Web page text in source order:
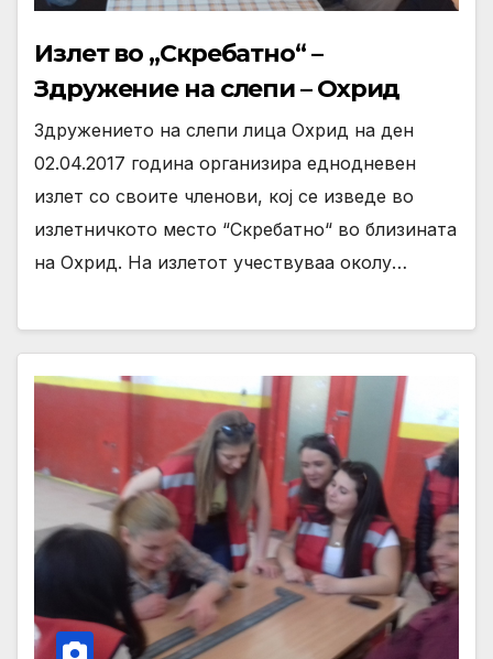
Излет во „Скребатно“ –
Здружение на слепи – Охрид
Здружението на слепи лица Охрид на ден
02.04.2017 година организира еднодневен
излет со своите членови, кој се изведе во
излетничкото место “Скребатно“ во близината
на Охрид. На излетот учествуваа околу…